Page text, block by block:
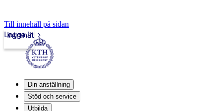
Till innehåll på sidan
Intranät
Logga in
Din anställning
Stöd och service
Utbilda